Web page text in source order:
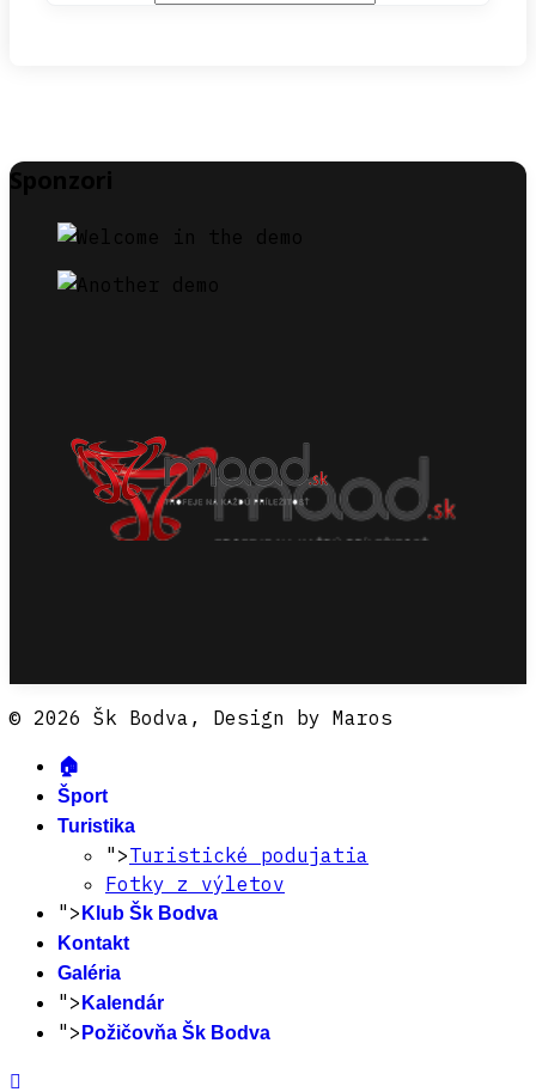
Sponzori
© 2026 Šk Bodva, Design by Maros
🏠
Šport
Turistika
">Turistické podujatia
Fotky z výletov
"> Klub Šk Bodva
Kontakt
Galéria
"> Kalendár
"> Požičovňa Šk Bodva